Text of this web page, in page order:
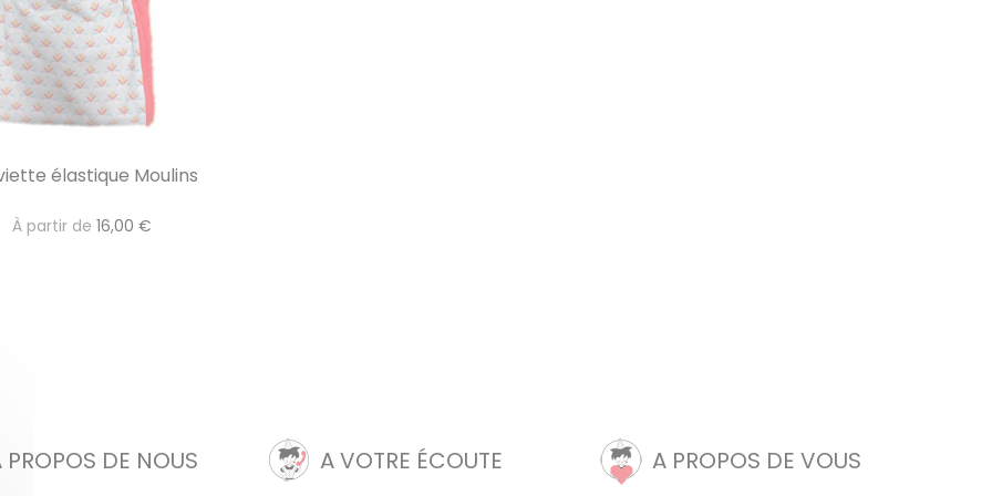
élastique Moulins
À partir de 16,00 €
PROPOS DE NOUS A VOTRE ÉCOUTE A PROPOS DE VOUS